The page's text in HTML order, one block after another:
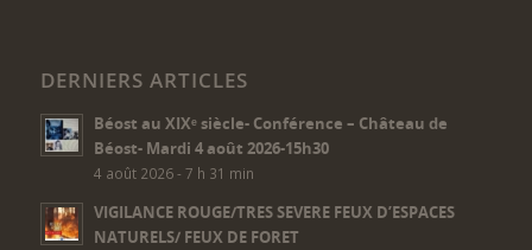
DERNIERS ARTICLES
Béost au XIXᵉ siècle- Conférence – Château de
Béost- Mardi 4 août 2026-15h30
4 août 2026 - 7 h 31 min
VIGILANCE ROUGE/TRES SEVERE FEUX D’ESPACES
NATURELS/ FEUX DE FORET